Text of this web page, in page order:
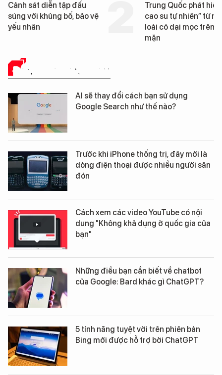
Trung Quốc phát hiện “mỏ
cao su tự nhiên” từ một
loài cỏ dại mọc trên đất
Loạt dự án bất động
Đà Nẵng sắp bị kiểm
ĐÁNH GIÁ SẢN PHẨM
AI sẽ thay đổi cách bạn sử dụng
Google Search như thế nào?
Trước khi iPhone thống trị, đây mới là
dòng điện thoại được nhiều người săn
đón
Cách xem các video YouTube có nội
dung "Không khả dụng ở quốc gia của
bạn"
Những điều bạn cần biết về chatbot
của Google: Bard khác gì ChatGPT?
5 tính năng tuyệt vời trên phiên bản
Bing mới được hỗ trợ bởi ChatGPT